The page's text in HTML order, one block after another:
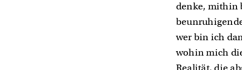
denke, mithin
wer bin ich
wohin mich